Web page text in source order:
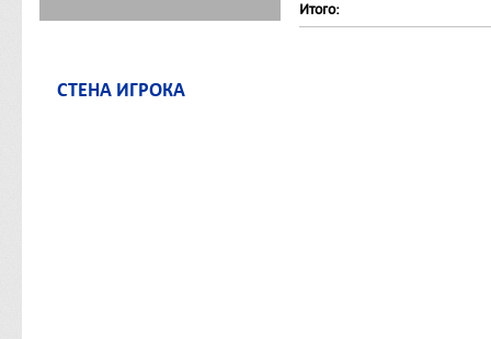
Итого:
СТЕНА ИГРОКА